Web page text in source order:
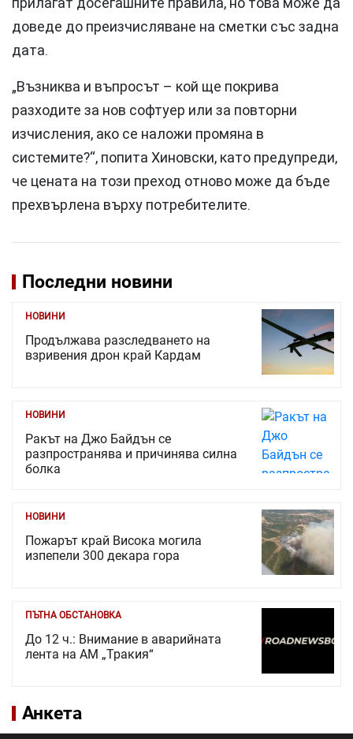
доведе до преизчисляване на сметки със задна
дата.
„Възниква и въпросът – кой ще покрива
разходите за нов софтуер или за повторни
изчисления, ако се наложи промяна в
системите?“, попита Хиновски, като предупреди,
че цената на този преход отново може да бъде
прехвърлена върху потребителите.
Последни новини
НОВИНИ
Продължава разследването на
взривения дрон край Кардам
НОВИНИ
Ракът на Джо Байдън се
разпространява и причинява силна
болка
НОВИНИ
Пожарът край Висока могила
изпепели 300 декара гора
ПЪТНА ОБСТАНОВКА
До 12 ч.: Внимание в аварийната
лента на АМ „Тракия“
Анкета